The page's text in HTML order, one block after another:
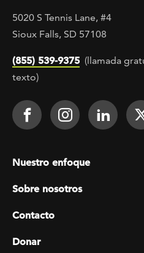
5020 S Tennis Lane, #4
Sioux Falls, SD 57108
(855) 539-9375 (llamada
texto)
Footer Social
Face ItFace It
Footer menu
Nuestro enfoque
Sobre nosotros
Contacto
Donar